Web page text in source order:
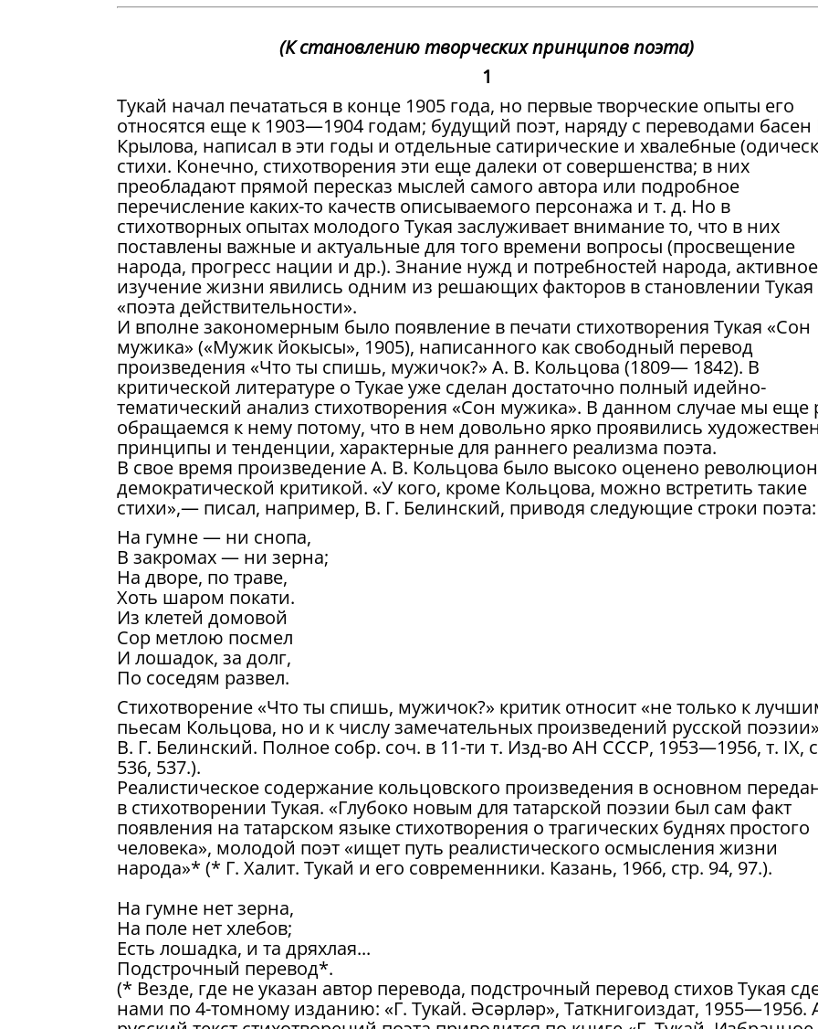
(К становлению творческих принципов поэта)
1
Тукай начал печататься в конце 1905 года, но первые творческие опыты его
относятся еще к 1903—1904 годам; будущий поэт, наряду с переводами басен
Крылова, написал в эти годы и отдельные сатирические и хвалебные
стихи. Конечно, стихотворения эти еще далеки от совершенства; в них
преобладают прямой пересказ мыслей самого автора или подробное
перечисление каких-то качеств описываемого персонажа и т. д. Но в
стихотворных опытах молодого Тукая заслуживает внимание то, что в них
поставлены важные и актуальные для того времени вопросы (просвещение
народа, прогресс нации и др.). Знание нужд и потребностей народа, активное
изучение жизни явились одним из решающих факторов в становлении Тукая
«поэта действительности».
И вполне закономерным было появление в печати стихотворения Тукая «Сон
мужика» («Мужик йокысы», 1905), написанного как свободный перевод
произведения «Что ты спишь, мужичок?» А. В. Кольцова (1809— 1842). В
критической литературе о Тукае уже сделан достаточно полный идейно-
тематический анализ стихотворения «Сон мужика». В данном случае мы еще
обращаемся к нему потому, что в нем довольно ярко проявились
принципы и тенденции, характерные для раннего реализма поэта.
В свое время произведение А. В. Кольцова было высоко оценено
демократической критикой. «У кого, кроме Кольцова, можно встретить такие
стихи»,— писал, например, В. Г. Белинский, приводя следующие строки поэта:
На гумне — ни снопа,
В закромах — ни зерна;
На дворе, по траве,
Хоть шаром покати.
Из клетей домовой
Сор метлою посмел
И лошадок, за долг,
По соседям развел.
Стихотворение «Что ты спишь, мужичок?» критик относит «не только к
пьесам Кольцова, но и к числу замечательных произведений русской
В. Г. Белинский. Полное собр. соч. в 11-ти т. Изд-во АН СССР, 1953—1956, т. IX,
536, 537.).
Реалистическое содержание кольцовского произведения в основном
в стихотворении Тукая. «Глубоко новым для татарской поэзии был сам факт
появления на татарском языке стихотворения о трагических буднях простого
человека», молодой поэт «ищет путь реалистического осмысления жизни
народа»* (* Г. Халит. Тукай и его современники. Казань, 1966, стр. 94, 97.).
На гумне нет зерна,
На поле нет хлебов;
Есть лошадка, и та дряхлая...
Подстрочный перевод*.
(* Везде, где не указан автор перевода, подстрочный перевод стихов Тукая
нами по 4-томному изданию: «Г. Тукай. Әсәрләр», Таткнигоиздат, 1955—1956.